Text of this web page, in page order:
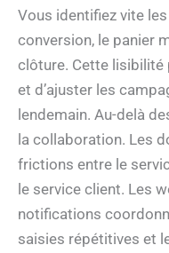
Vous identifiez vite
conversion, le panier
clôture. Cette
et d’ajuster les
lendemain. Au-delà
la collaboration. Les
frictions entre le
le service client. Les
notifications
saisies répétitives et